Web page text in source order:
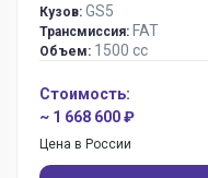
Кузов: GS5
Трансмиссия: FAT
Объем: 1500 сс
Стоимость:
~ 1 668 600 ₽
Цена в России